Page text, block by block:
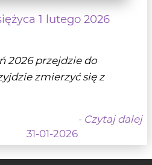
1 lutego 2026
2026 przejdzie do
zmierzyć się z
- Czytaj dalej
31-01-2026